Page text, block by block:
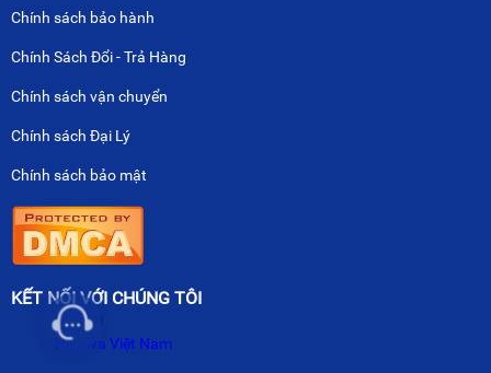
Chính sách bảo hành
Chính Sách Đổi - Trả Hàng
Chính sách vận chuyển
Chính sách Đại Lý
Chính sách bảo mật
KẾT NỐI VỚI CHÚNG TÔI
Nikawa Việt Nam